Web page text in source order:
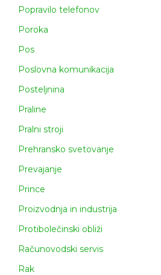
Popravilo telefonov
Poroka
Pos
Poslovna komunikacija
Posteljnina
Praline
Pralni stroji
Prehransko svetovanje
Prevajanje
Prince
Proizvodnja in industrija
Protibolečinski obliži
Računovodski servis
Rak